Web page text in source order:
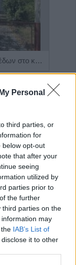
Personal
third parties, or
for
below opt-out
that after your
seeing
utilized by
parties prior to
the further
third parties on the
information may
IAB’s List of
it to other
Πωλείται μονοκατοικία τριών επιπέδων στο καταπράσινο Πευκόφυτο Καρδίτσας
του